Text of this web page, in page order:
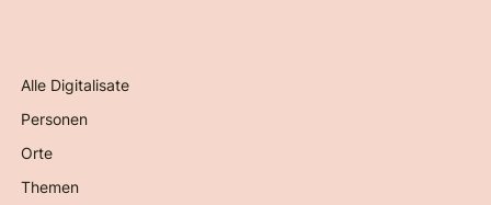
Alle Digitalisate
Personen
Orte
Themen